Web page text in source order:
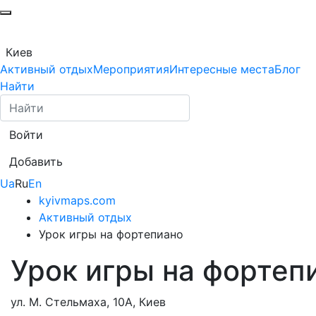
Киев
Активный отдыхМероприятияИнтересные местаБлог
Найти
Войти
Добавить
UaRuEn
kyivmaps.com
Активный отдых
Урок игры на фортепиано
Урок игры на
ул. М. Стельмаха, 10А, Киев